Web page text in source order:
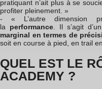
pratiquant n’ait plus à se
profiter pleinement. »
- « L’autre dimension
la performance . Il s’agit
marginal en termes de
soit en course à pied, en trail
QUEL EST LE
ACADEMY ?